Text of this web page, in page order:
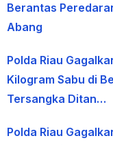
Berantas
Abang
Polda Riau
Kilogram Sabu di
Tersangka Ditan…
Polda Riau